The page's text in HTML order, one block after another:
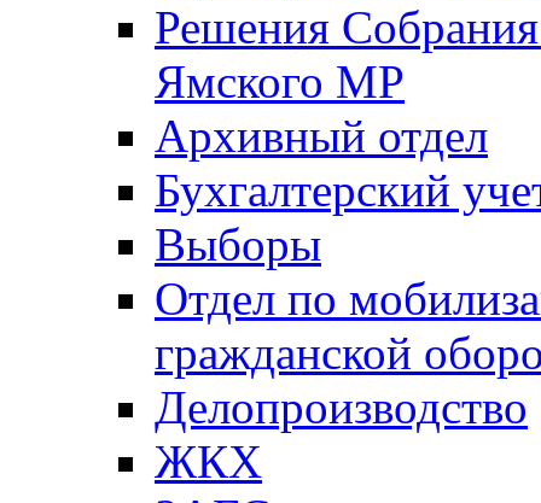
Решения
Ямского МР
Архивный отдел
Бухгалтерский
Выборы
Отдел по
гражданской
Делопроизводство
ЖКХ